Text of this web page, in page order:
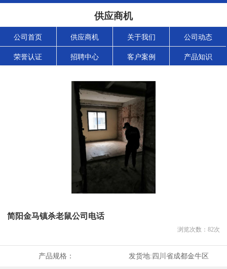
供应商机
公司首页 供应商机 关于我们 公司动态
荣誉认证 招聘中心 客户案例 产品知识
简阳金马镇杀老鼠公司电话
浏览次数： 82次
产品规格： 发货地:四川省成都金牛区